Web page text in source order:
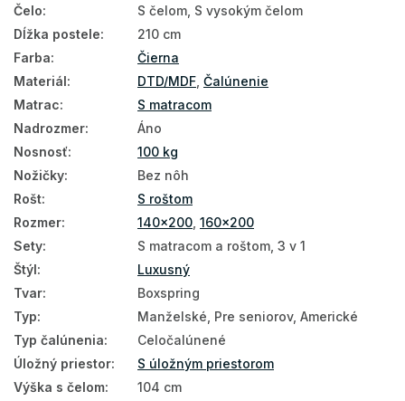
Čalúnené postele 160x200
Čalúnené postele 180x200
Čelo:
S čelom, S vysokým čelom
Dĺžka postele:
210 cm
Farba:
Čierna
Materiál: DTD/MDF Čalúnenie
Matrac:
S matracom
Nadrozmer:
Áno
Nosnosť:
100 kg
Nožičky:
Bez nôh
Rošt:
S roštom
Rozmer: 140x200 160x200
Sety:
S matracom a roštom, 3 v 1
Štýl:
Luxusný
Tvar:
Boxspring
Typ:
Manželské, Pre seniorov, Americké
Typ čalúnenia:
Celočalúnené
Úložný priestor:
S úložným priestorom
Výška s čelom:
104 cm